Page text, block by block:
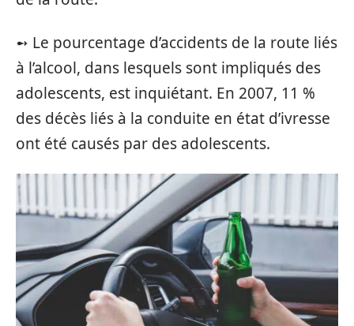
➻ Le pourcentage d’accidents de la route liés
à l’alcool, dans lesquels sont impliqués des
adolescents, est inquiétant. En 2007, 11 %
des décès liés à la conduite en état d’ivresse
ont été causés par des adolescents.